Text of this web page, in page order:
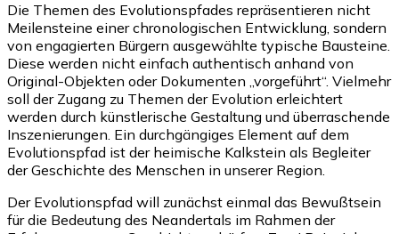
Die Themen des Evolutionspfades repräsentieren nicht
Meilensteine einer chronologischen Entwicklung, sondern
von engagierten Bürgern ausgewählte typische Bausteine.
Diese werden nicht einfach authentisch anhand von
Original-Objekten oder Dokumenten „vorgeführt“. Vielmehr
soll der Zugang zu Themen der Evolution erleichtert
werden durch künstlerische Gestaltung und überraschende
Inszenierungen. Ein durchgängiges Element auf dem
Evolutionspfad ist der heimische Kalkstein als Begleiter
der Geschichte des Menschen in unserer Region.
Der Evolutionspfad will zunächst einmal das Bewußtsein
für die Bedeutung des Neandertals im Rahmen der